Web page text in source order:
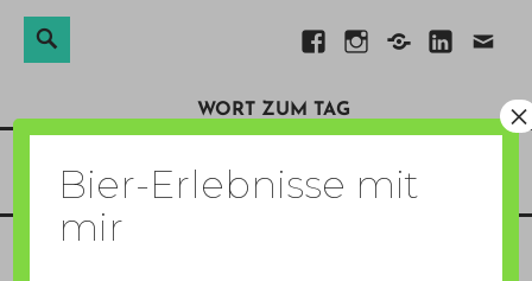
Direkt
Inhalt
FacebookInstagram
Xing Linkedin
E-
Suche
WORT ZUM TAG
Menü
Bier-Erlebnisse mit
mir
×